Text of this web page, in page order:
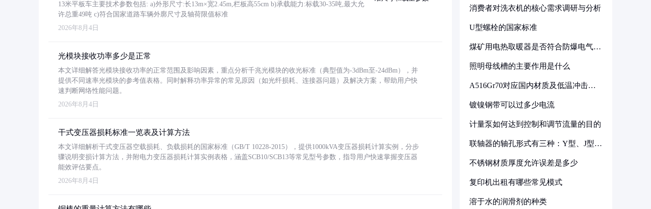
13米平板车主要技术参数包括: a)外形尺寸:长13m×宽2.45m,栏板高55cm b)承载能力:标载30-35吨,最大允
许总重49吨 c)符合国家道路车辆外廓尺寸及轴荷限值标准
2026年8月4日
光模块接收功率多少是正常
本文详细解答光模块接收功率的正常范围及影响因素，重点分析千兆光模块的收光标准（典型值为-3dBm至-24dBm），并
提供不同速率光模块的参考值表格。同时解释功率异常的常见原因（如光纤损耗、连接器问题）及解决方案，帮助用户快
速判断网络性能问题。
2026年8月4日
干式变压器损耗标准一览表及计算方法
本文详细解析干式变压器空载损耗、负载损耗的国家标准（GB/T 10228-2015），提供1000kVA变压器损耗计算实例，分步
骤说明变损计算方法，并附电力变压器损耗计算实例表格，涵盖SCB10/SCB13等常见型号参数，指导用户快速掌握变压器
能效评估要点。
2026年8月4日
消费者对洗衣机的核心需求调研与分析
U型螺栓的国家标准
煤矿用电热取暖器是否符合防爆电气设
照明母线槽的主要作用是什么
A516Gr70对应国内材质及低温冲击要
镀镍钢带可以过多少电流
计量泵如何达到控制和调节流量的目的
联轴器的轴孔形式有三种：Y型、J型、
不锈钢材质厚度允许误差是多少
复印机出租有哪些常见模式
溶于水的润滑剂的种类